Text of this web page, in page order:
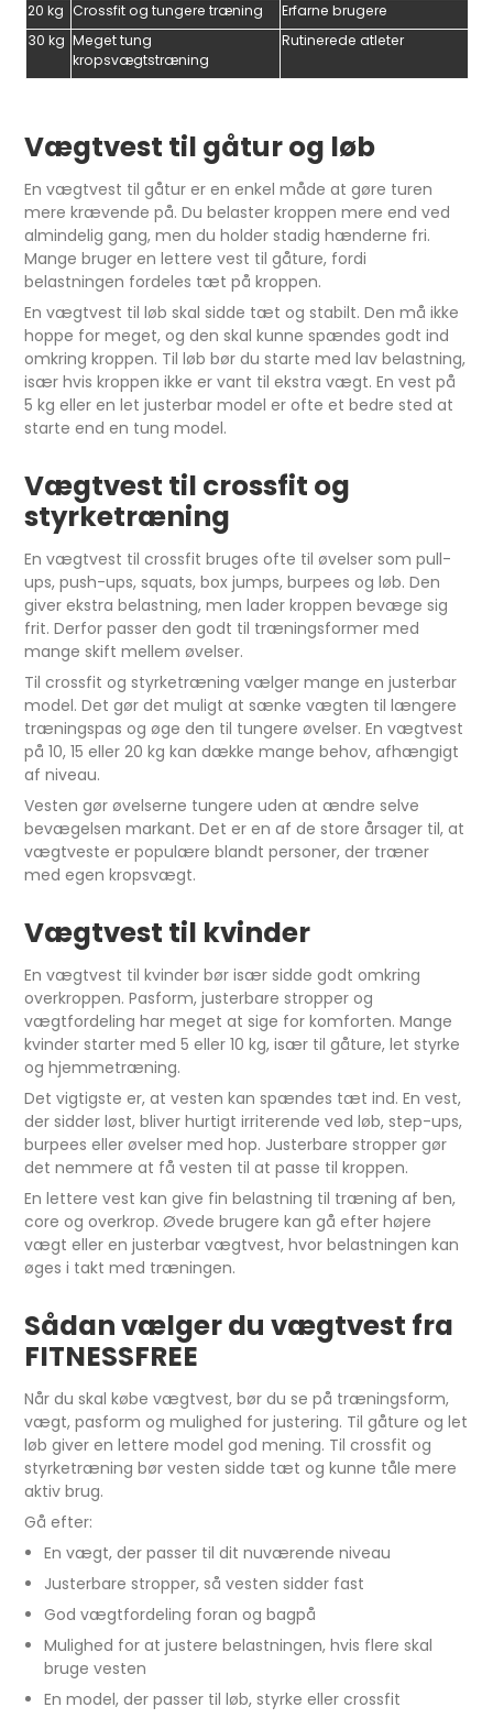
20 kg Crossfit og tungere træning
Erfarne brugere
30 kg Meget tung
kropsvægtstræning
Rutinerede atleter
Vægtvest til gåtur og løb
En vægtvest til gåtur er en enkel måde at gøre turen
mere krævende på. Du belaster kroppen mere end ved
almindelig gang, men du holder stadig hænderne fri.
Mange bruger en lettere vest til gåture, fordi
belastningen fordeles tæt på kroppen.
En vægtvest til løb skal sidde tæt og stabilt. Den må ikke
hoppe for meget, og den skal kunne spændes godt ind
omkring kroppen. Til løb bør du starte med lav belastning,
især hvis kroppen ikke er vant til ekstra vægt. En vest på
5 kg eller en let justerbar model er ofte et bedre sted at
starte end en tung model.
Vægtvest til crossfit og
styrketræning
En vægtvest til crossfit bruges ofte til øvelser som pull-
ups, push-ups, squats, box jumps, burpees og løb. Den
giver ekstra belastning, men lader kroppen bevæge sig
frit. Derfor passer den godt til træningsformer med
mange skift mellem øvelser.
Til crossfit og styrketræning vælger mange en justerbar
model. Det gør det muligt at sænke vægten til længere
træningspas og øge den til tungere øvelser. En vægtvest
på 10, 15 eller 20 kg kan dække mange behov, afhængigt
af niveau.
Vesten gør øvelserne tungere uden at ændre selve
bevægelsen markant. Det er en af de store årsager til, at
vægtveste er populære blandt personer, der træner
med egen kropsvægt.
Vægtvest til kvinder
En vægtvest til kvinder bør især sidde godt omkring
overkroppen. Pasform, justerbare stropper og
vægtfordeling har meget at sige for komforten. Mange
kvinder starter med 5 eller 10 kg, især til gåture, let styrke
og hjemmetræning.
Det vigtigste er, at vesten kan spændes tæt ind. En vest,
der sidder løst, bliver hurtigt irriterende ved løb, step-ups,
burpees eller øvelser med hop. Justerbare stropper gør
det nemmere at få vesten til at passe til kroppen.
En lettere vest kan give fin belastning til træning af ben,
core og overkrop. Øvede brugere kan gå efter højere
vægt eller en justerbar vægtvest, hvor belastningen kan
øges i takt med træningen.
Sådan vælger du vægtvest fra
FITNESSFREE
Når du skal købe vægtvest, bør du se på træningsform,
vægt, pasform og mulighed for justering. Til gåture og let
løb giver en lettere model god mening. Til crossfit og
styrketræning bør vesten sidde tæt og kunne tåle mere
aktiv brug.
Gå efter:
En vægt, der passer til dit nuværende niveau
Justerbare stropper, så vesten sidder fast
God vægtfordeling foran og bagpå
Mulighed for at justere belastningen, hvis flere skal
bruge vesten
En model, der passer til løb, styrke eller crossfit